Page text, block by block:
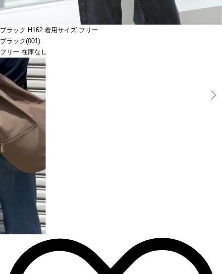
ブラック H162 着用サイズ:フリー
ブラック(001)
フリー 在庫なし
Prev